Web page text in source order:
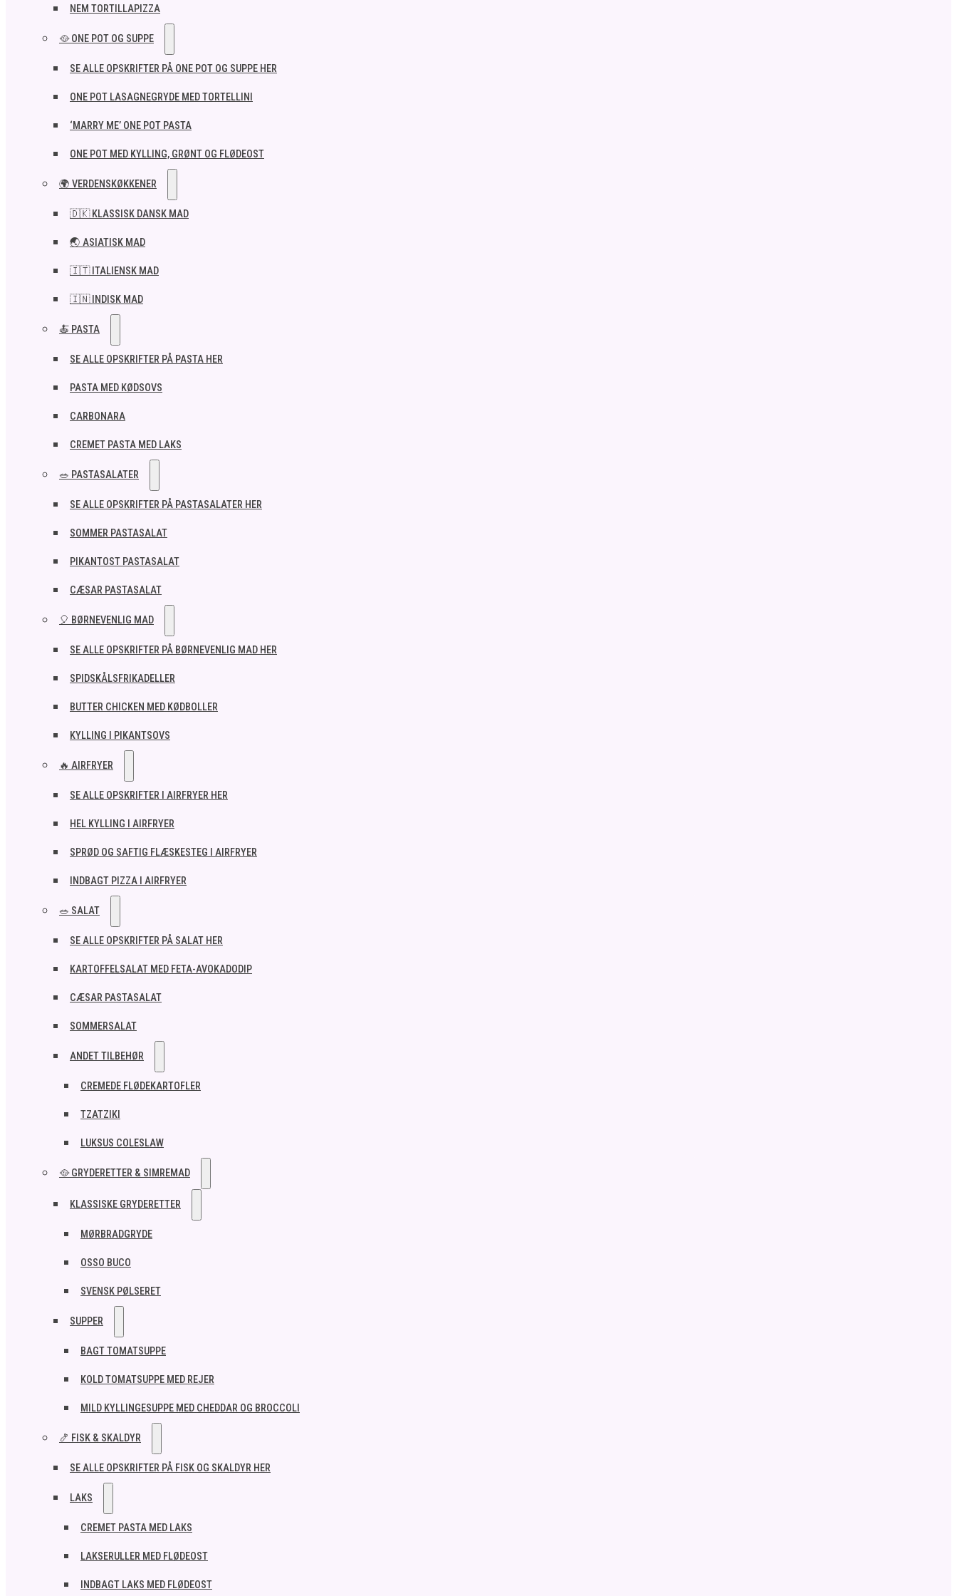
NEM TORTILLAPIZZA
🥘 ONE POT OG SUPPE
SE ALLE OPSKRIFTER PÅ ONE POT OG SUPPE HER
ONE POT LASAGNEGRYDE MED TORTELLINI
‘MARRY ME’ ONE POT PASTA
ONE POT MED KYLLING, GRØNT OG FLØDEOST
🌍 VERDENSKØKKENER
🇩🇰 KLASSISK DANSK MAD
🌏 ASIATISK MAD
🇮🇹 ITALIENSK MAD​
🇮🇳 INDISK MAD​
🍝 PASTA
SE ALLE OPSKRIFTER PÅ PASTA HER
PASTA MED KØDSOVS
CARBONARA
CREMET PASTA MED LAKS
🥗 PASTASALATER
SE ALLE OPSKRIFTER PÅ PASTASALATER HER
SOMMER PASTASALAT
PIKANTOST PASTASALAT
CÆSAR PASTASALAT
🎈 BØRNEVENLIG MAD
SE ALLE OPSKRIFTER PÅ BØRNEVENLIG MAD HER
SPIDSKÅLSFRIKADELLER
BUTTER CHICKEN MED KØDBOLLER
KYLLING I PIKANTSOVS
🔥 AIRFRYER
SE ALLE OPSKRIFTER I AIRFRYER HER
HEL KYLLING I AIRFRYER
SPRØD OG SAFTIG FLÆSKESTEG I AIRFRYER
INDBAGT PIZZA I AIRFRYER
🥗 SALAT
SE ALLE OPSKRIFTER PÅ SALAT HER
KARTOFFELSALAT MED FETA-AVOKADODIP
CÆSAR PASTASALAT
SOMMERSALAT
ANDET TILBEHØR
CREMEDE FLØDEKARTOFLER
TZATZIKI
LUKSUS COLESLAW
🥘 GRYDERETTER & SIMREMAD
KLASSISKE GRYDERETTER
MØRBRADGRYDE
OSSO BUCO
SVENSK PØLSERET
SUPPER
BAGT TOMATSUPPE
KOLD TOMATSUPPE MED REJER
MILD KYLLINGESUPPE MED CHEDDAR OG BROCCOLI
🍤 FISK & SKALDYR
SE ALLE OPSKRIFTER PÅ FISK OG SKALDYR HER
LAKS
CREMET PASTA MED LAKS
LAKSERULLER MED FLØDEOST
INDBAGT LAKS MED FLØDEOST